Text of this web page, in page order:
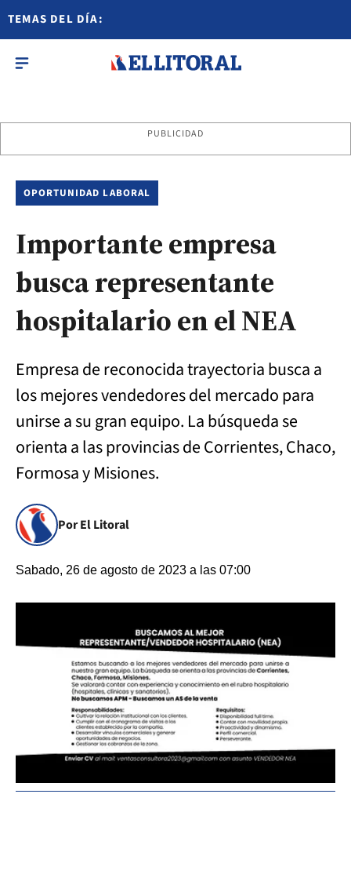
TEMAS DEL DÍA:
PUBLICIDAD
OPORTUNIDAD LABORAL
Importante empresa
busca representante
hospitalario en el NEA
Empresa de reconocida trayectoria busca a
los mejores vendedores del mercado para
unirse a su gran equipo. La búsqueda se
orienta a las provincias de Corrientes, Chaco,
Formosa y Misiones.
Por El Litoral
Sabado, 26 de agosto de 2023 a las 07:00